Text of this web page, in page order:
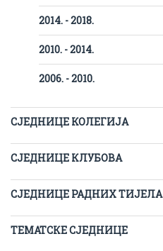
2014. - 2018.
2010. - 2014.
2006. - 2010.
СЈЕДНИЦЕ КОЛЕГИЈА
СЈЕДНИЦЕ КЛУБОВА
СЈЕДНИЦЕ РАДНИХ ТИЈЕЛА
ТЕМАТСКЕ СЈЕДНИЦЕ